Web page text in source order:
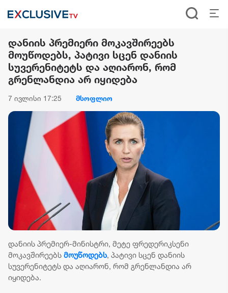
დანიის პრემიერი მოკავშირეებს
მოუწოდებს, პატივი სცენ დანიის
სუვერენიტეტს და აღიარონ, რომ
გრენლანდია არ იყიდება
7 ივლისი 17:25 მსოფლიო
დანიის პრემიერ-მინისტრი, მეტე ფრედერიკსენი
მოკავშირეებს მოუწოდებს, პატივი სცენ დანიის
სუვერენიტეტს და აღიარონ, რომ გრენლანდია არ
იყიდება.